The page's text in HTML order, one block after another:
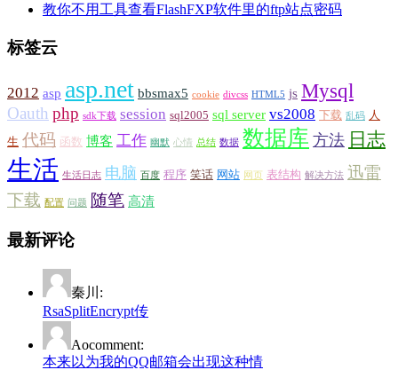
教你不用工具查看FlashFXP软件里的ftp站点密码
标签云
2012 asp asp.net bbsmax5 cookie divcss HTML5 js Mysql
Oauth php sdk下载 session sql2005 sql server vs2008 下载 乱码 人
生 代码 函数 博客 工作 幽默 心情 总结 数据 数据库 方法 日志
生活 生活日志 电脑 百度 程序 笑话 网站 网页 表结构 解决方法 迅雷
下载 配置 问题 随笔 高清
最新评论
秦川:
RsaSplitEncrypt传
Aocomment:
本来以为我的QQ邮箱会出现这种情